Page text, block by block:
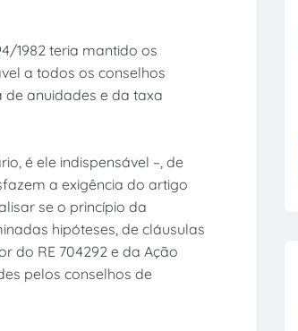
1982 teria mantido os
a todos os conselhos
anuidades e da taxa
é ele indispensável –, de
a exigência do artigo
se o princípio da
hipóteses, de cláusulas
do RE 704292 e da Ação
pelos conselhos de